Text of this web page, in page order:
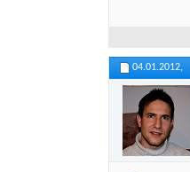
04.01.2012,